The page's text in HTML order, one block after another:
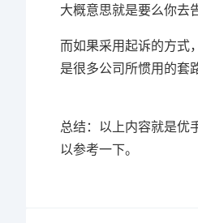
大概意思就是要么你去
而如果采用起诉的方式
是很多公司所惯用的套
总结：以上内容就是优
以参考一下。